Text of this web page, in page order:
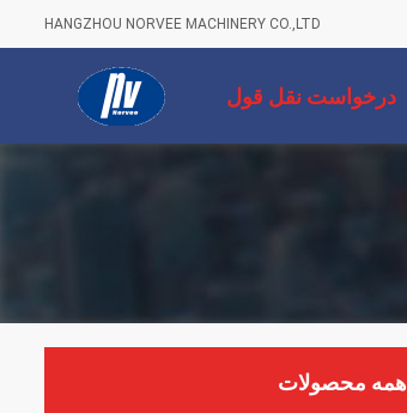
HANGZHOU NORVEE MACHINERY CO.,LTD
درخواست نقل قول
همه محصولات